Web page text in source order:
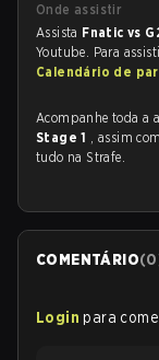
Onde assistir
Assista Fnatic vs
Youtube. Para
Calendário de
Acompanhe toda a
Stage 1 , assim
tudo na Strafe.
COMENTÁRIO(0
Login para